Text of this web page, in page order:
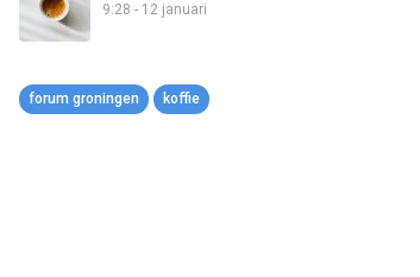
9:28 - 12 januari
forum groningen koffie